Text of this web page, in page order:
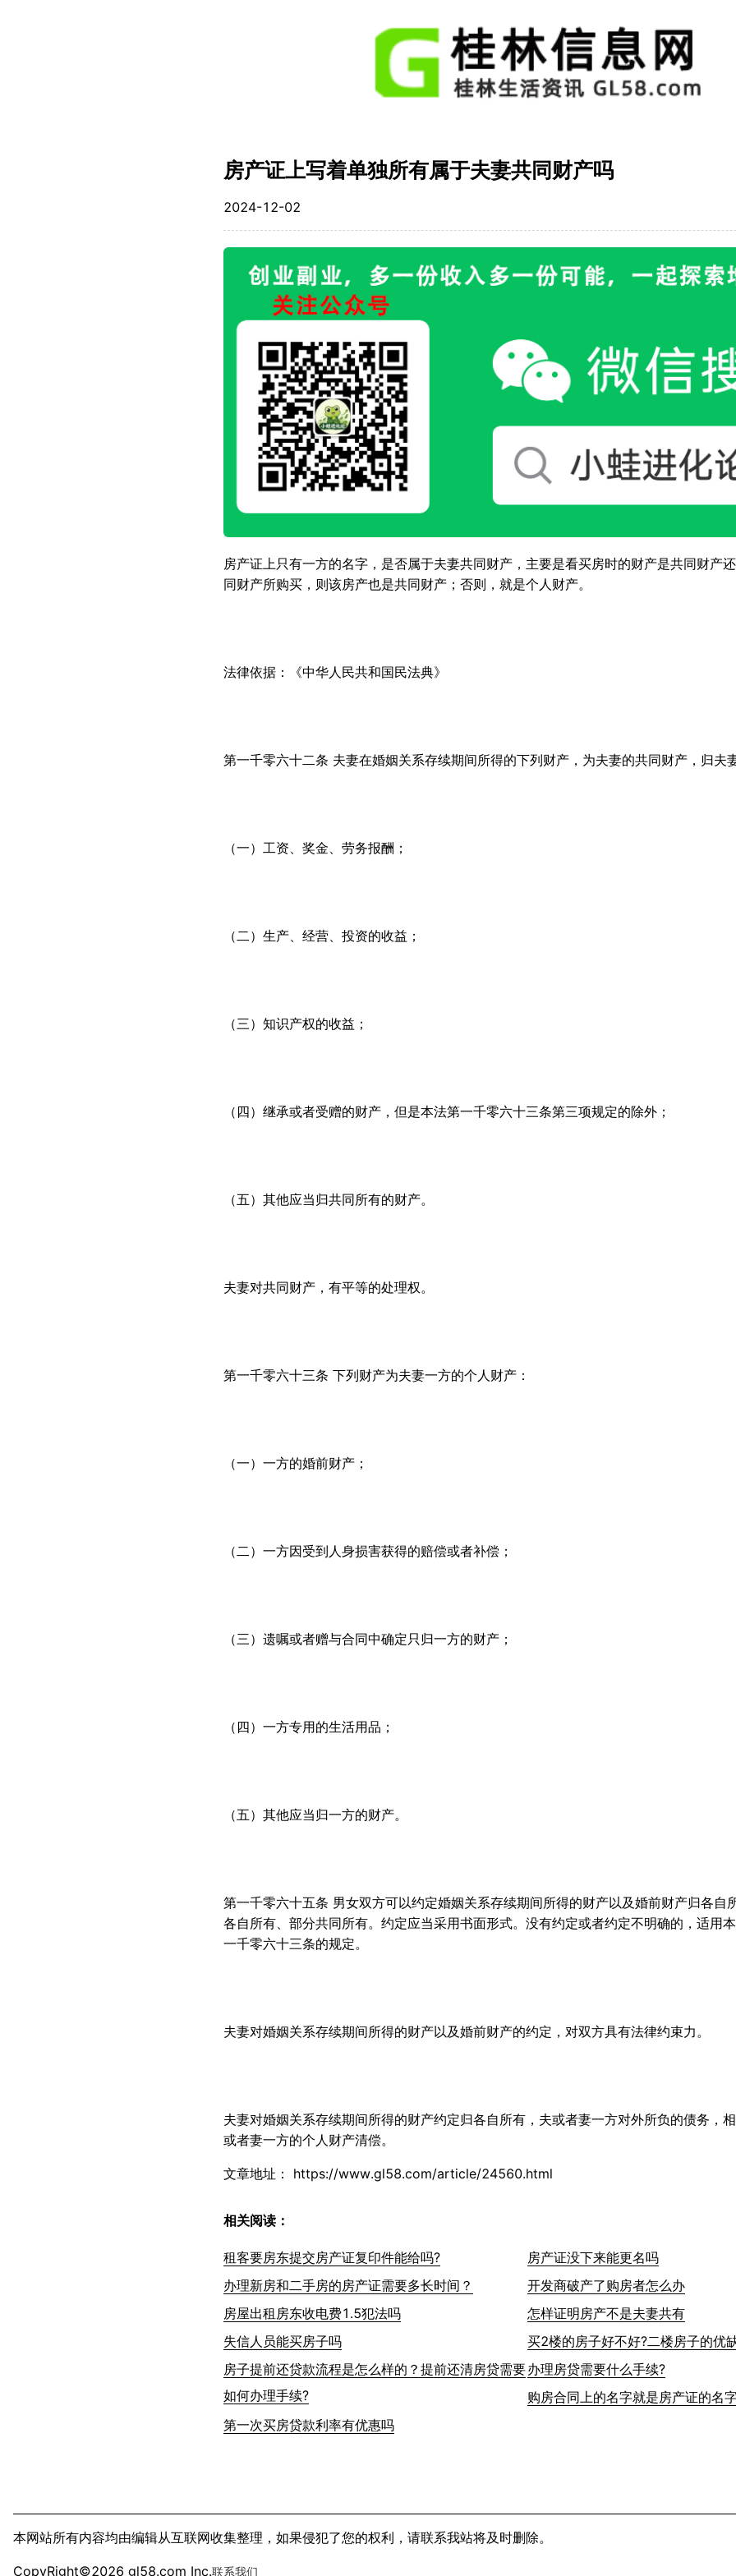
房产证上写着单独所有属于夫妻共同财产吗
2024-12-02
房产证上只有一方的名字，是否属于夫妻共同财产，主要是看买房时的财产是共同财产
同财产所购买，则该房产也是共同财产；否则，就是个人财产。
法律依据：《中华人民共和国民法典》
第一千零六十二条 夫妻在婚姻关系存续期间所得的下列财产，为夫妻的共同财产，归夫
（一）工资、奖金、劳务报酬；
（二）生产、经营、投资的收益；
（三）知识产权的收益；
（四）继承或者受赠的财产，但是本法第一千零六十三条第三项规定的除外；
（五）其他应当归共同所有的财产。
夫妻对共同财产，有平等的处理权。
第一千零六十三条 下列财产为夫妻一方的个人财产：
（一）一方的婚前财产；
（二）一方因受到人身损害获得的赔偿或者补偿；
（三）遗嘱或者赠与合同中确定只归一方的财产；
（四）一方专用的生活用品；
（五）其他应当归一方的财产。
第一千零六十五条 男女双方可以约定婚姻关系存续期间所得的财产以及婚前财产归各自
各自所有、部分共同所有。约定应当采用书面形式。没有约定或者约定不明确的，适用
一千零六十三条的规定。
夫妻对婚姻关系存续期间所得的财产以及婚前财产的约定，对双方具有法律约束力。
夫妻对婚姻关系存续期间所得的财产约定归各自所有，夫或者妻一方对外所负的债务，
或者妻一方的个人财产清偿。
文章地址： https://www.gl58.com/article/24560.html
相关阅读：
租客要房东提交房产证复印件能给吗?
房产证没下来能更名吗
办理新房和二手房的房产证需要多长时间？
开发商破产了购房者怎么办
房屋出租房东收电费1.5犯法吗
怎样证明房产不是夫妻共有
失信人员能买房子吗
买2楼的房子好不好?二楼房子的优
房子提前还贷款流程是怎么样的？提前还清房贷需要
如何办理手续?
办理房贷需要什么手续?
购房合同上的名字就是房产证的名
第一次买房贷款利率有优惠吗
本网站所有内容均由编辑从互联网收集整理，如果侵犯了您的权利，请联系我站将及时删除。
CopyRight©2026 gl58.com Inc.联系我们